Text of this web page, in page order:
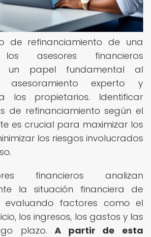
de refinanciamiento de una
los asesores financieros
un papel fundamental al
asesoramiento experto y
los propietarios. Identificar
de refinanciamiento según el
es crucial para maximizar los
los riesgos involucrados
financieros analizan
la situación financiera de
evaluando factores como el
los ingresos, los gastos y las
plazo.A partir de esta